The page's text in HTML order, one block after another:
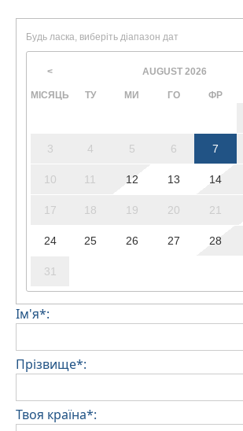
Будь ласка, виберіть діапазон дат
< AUGUST 2026
МІСЯЦЬ ТУ МИ ГО ФР
3 4 5 6 7
10 11 12 13 14
17 18 19 20 21
24 25 26 27 28
31
Ім'я*:
Прізвище*:
Твоя країна*: